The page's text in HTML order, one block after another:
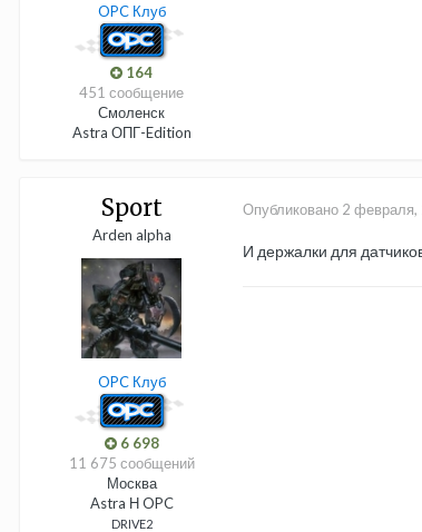
OPC Клуб
164
451 сообщение
Смоленск
Astra ОПГ-Edition
Sport
Arden alpha
OPC Клуб
6 698
11 675 сообщений
Москва
Astra Н OPC
DRIVE2
Опубликовано 2 февраля,
И держалки для